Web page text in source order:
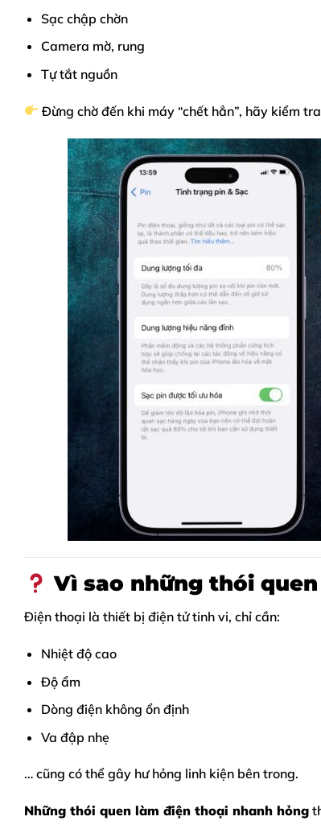
Sạc chập chờn
Camera mờ, rung
Tự tắt nguồn
Đừng chờ đến khi máy “chết hẳn”, hãy kiểm
Vì sao những thói
Điện thoại là thiết bị điện tử tinh vi, chỉ cần:
Nhiệt độ cao
Độ ẩm
Dòng điện không ổn định
Va đập nhẹ
… cũng có thể gây hư hỏng linh kiện bên trong.
Những thói quen làm điện thoại nhanh hỏng